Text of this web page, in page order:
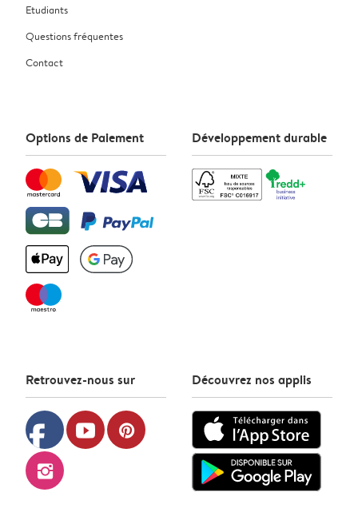
Etudiants
Questions fréquentes
Contact
Options de Paiement Développement durable
Retrouvez-nous sur
facebook youtube pinterest
instagram
Découvrez nos applis